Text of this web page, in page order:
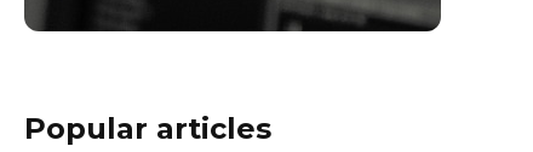
Popular articles